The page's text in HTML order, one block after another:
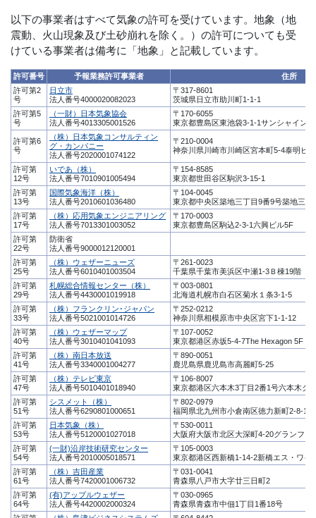
以下の事業者はすべて気象の許可を受けています。地象（地
震動、火山現象及び土砂崩れを除く。）の許可についても受
けている事業者は備考に「地象」と記載しています。
許可番号 予報業務許可事業者
住所
許可第2
号
日立市
法人番号4000020082023
〒317-8601
茨城県日立市助川町1-1-1
許可第5
号
（一財）日本気象協会
法人番号4013305001526
〒170-6055
東京都豊島区東池袋3-1-1サンシャイン
許可第6
号
（株）日本気象コンサルティン
グ・カンパニー
法人番号2020001074122
〒210-0004
神奈川県川崎市川崎区宮本町5-4泰明ビル
許可第
12号
いであ（株）
法人番号7010901005494
〒154-8585
東京都世田谷区駒沢3-15-1
許可第
13号
国際気象海洋（株）
法人番号2010601036480
〒104-0045
東京都中央区築地三丁目9番9号築地三丁
許可第
17号
（株）応用気象エンジニアリング
法人番号7013301003052
〒170-0003
東京都豊島区駒込2-3-1六興ビル5F
許可第
22号
防衛省
法人番号9000012120001
許可第
25号
（株）ウェザーニューズ
法人番号6010401003504
〒261-0023
千葉県千葉市美浜区中瀬1-3Ｂ棟19階
許可第
29号
札幌総合情報センター（株）
法人番号4430001019918
〒003-0801
北海道札幌市白石区菊水１条3-1-5
許可第
33号
（株）フランクリン･ジャパン
法人番号5021001014726
〒252-0212
神奈川県相模原市中央区宮下1-1-12
許可第
40号
（株）ウェザーマップ
法人番号3010401041093
〒107-0052
東京都港区赤坂5-4-7The Hexagon 5F
許可第
41号
（株）南日本放送
法人番号3340001004277
〒890-0051
鹿児島県鹿児島市高麗町5-25
許可第
47号
（株）テレビ東京
法人番号5010401018940
〒106-8007
東京都港区六本木3丁目2番1号六本木グ
許可第
51号
シスメット（株）
法人番号6290801000651
〒802-0979
福岡県北九州市小倉南区徳力新町2-8-11
許可第
53号
日本気象（株）
法人番号5120001027018
〒530-0011
大阪府大阪市北区大深町4-20グランフロ
許可第
54号
(一財)沿岸技術研究センター
法人番号2010005018571
〒105-0003
東京都港区西新橋1-14-2新橋エス・ワイ
許可第
61号
（株）吉田産業
法人番号7420001006732
〒031-0041
青森県八戸市大字廿三日町2
許可第
64号
(有)アップルウェザー
法人番号4420002000324
〒030-0965
青森県青森市中佃1丁目1番18号